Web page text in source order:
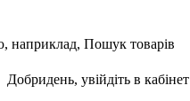
наприклад, Пошук товарів
Добридень, увійдіть в кабінет